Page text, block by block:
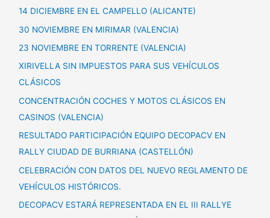
14 DICIEMBRE EN EL CAMPELLO (ALICANTE)
30 NOVIEMBRE EN MIRIMAR (VALENCIA)
23 NOVIEMBRE EN TORRENTE (VALENCIA)
XIRIVELLA SIN IMPUESTOS PARA SUS VEHÍCULOS
CLÁSICOS
CONCENTRACIÓN COCHES Y MOTOS CLÁSICOS EN
CASINOS (VALENCIA)
RESULTADO PARTICIPACIÓN EQUIPO DECOPACV EN
RALLY CIUDAD DE BURRIANA (CASTELLÓN)
CELEBRACIÓN CON DATOS DEL NUEVO REGLAMENTO DE
VEHÍCULOS HISTÓRICOS.
DECOPACV ESTARÁ REPRESENTADA EN EL III RALLYE